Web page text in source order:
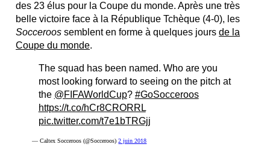
des 23 élus pour la Coupe du monde. Après une très
belle victoire face à la République Tchèque (4-0), les
Socceroos semblent en forme à quelques joursde la
Coupe du monde.
The squad has been named. Who are you
most looking forward to seeing on the pitch at
the @FIFAWorldCup? #GoSocceroos
https://t.co/hCr8CRORRL
pic.twitter.com/t7e1bTRGjj
— Caltex Socceroos (@Socceroos)2 juin 2018